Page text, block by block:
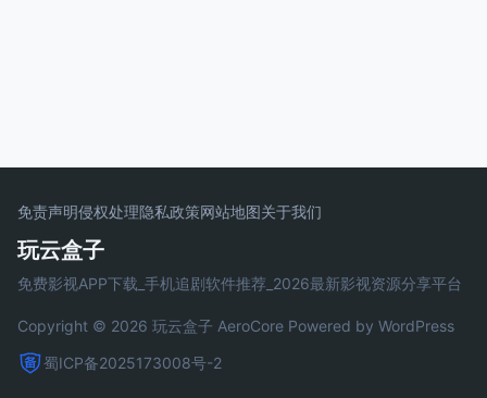
免责声明侵权处理隐私政策网站地图关于我们
玩云盒子
免费影视APP下载_手机追剧软件推荐_2026最新影视资源分享平台
Copyright © 2026 玩云盒子 AeroCore Powered by WordPress
蜀ICP备2025173008号-2